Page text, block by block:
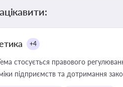
+4
стосується правового
підприємств та дотримання